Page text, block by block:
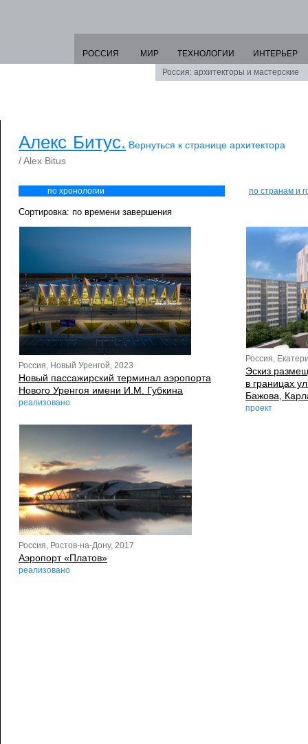
РОССИЯ МИР ТЕХНОЛОГИИ
ИНТЕРЬЕР
Россия: архитекторы и мастерские
Алекс Битус. Вернуться к странице архитектора
/ Alex Bitus
по хронологии по странам и
Сортировка: по времени завершения
Россия, Новый Уренгой, 2023
Новый пассажирский терминал аэропорта
Нового Уренгоя имени И.М. Губкина
реализовано
Россия,
Эскиз
в границах
Бажова,
проект
Россия, Ростов-на-Дону, 2017
Аэропорт «Платов»
реализовано